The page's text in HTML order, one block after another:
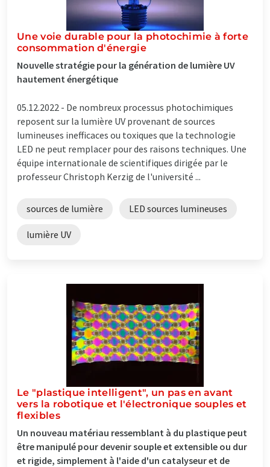
Une voie durable pour la photochimie à forte
consommation d'énergie
Nouvelle stratégie pour la génération de lumière UV
hautement énergétique
05.12.2022 - De nombreux processus photochimiques
reposent sur la lumière UV provenant de sources
lumineuses inefficaces ou toxiques que la technologie
LED ne peut remplacer pour des raisons techniques. Une
équipe internationale de scientifiques dirigée par le
professeur Christoph Kerzig de l'université ...
sources de lumière LED sources lumineuses
lumière UV
Le "plastique intelligent", un pas en avant
vers la robotique et l'électronique souples et
flexibles
Un nouveau matériau ressemblant à du plastique peut
être manipulé pour devenir souple et extensible ou dur
et rigide, simplement à l'aide d'un catalyseur et de